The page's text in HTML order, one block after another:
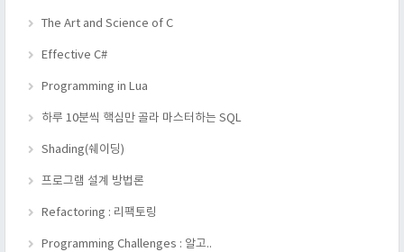
The Art and Science of C
Effective C#
Programming in Lua
하루 10분씩 핵심만 골라 마스터하는 SQL
Shading(쉐이딩)
프로그램 설계 방법론
Refactoring : 리팩토링
Programming Challenges : 알고..